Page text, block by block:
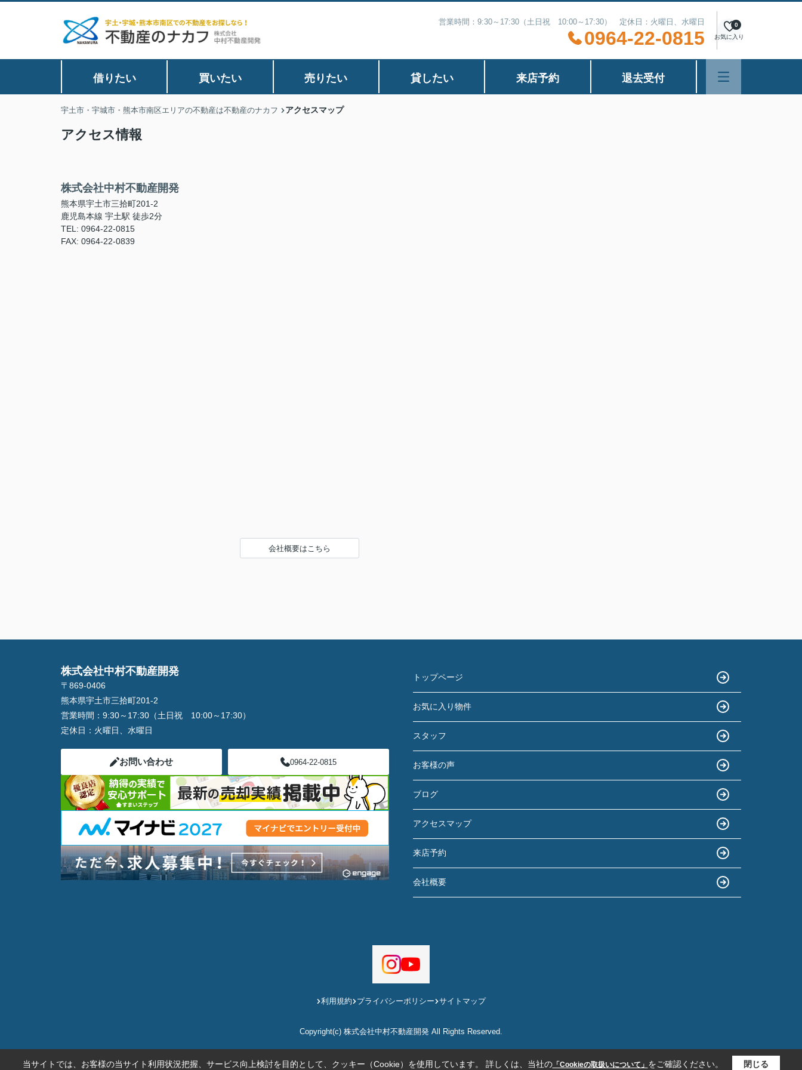
営業時間：9:30～17:30（土日祝 10:00～17:30） 定休日：火曜日、水曜日
0964-22-0815 お気に入り
0
借りたい 買いたい 売りたい 貸したい 来店予約 退去受付
宇土市・宇城市・熊本市南区エリアの不動産は不動産のナカフ アクセスマップ
アクセス情報
株式会社中村不動産開発
熊本県宇土市三拾町201-2
鹿児島本線 宇土駅 徒歩2分
TEL: 0964-22-0815
FAX: 0964-22-0839
会社概要はこちら
株式会社中村不動産開発
〒869-0406
熊本県宇土市三拾町201-2
営業時間： 9:30～17:30（土日祝 10:00～17:30）
定休日： 火曜日、水曜日
お問い合わせ 0964-22-0815
トップページ
お気に入り物件
スタッフ
お客様の声
ブログ
アクセスマップ
来店予約
会社概要
利用規約 プライバシーポリシー サイトマップ
Copyright(c) 株式会社中村不動産開発 All Rights Reserved.
当サイトでは、お客様の当サイト利用状況把握、サービス向上検討を目的として、クッキー（Cookie）を使用しています。 詳しくは、当社の「Cookieの取扱いについて」 をご確認ください。 閉じる